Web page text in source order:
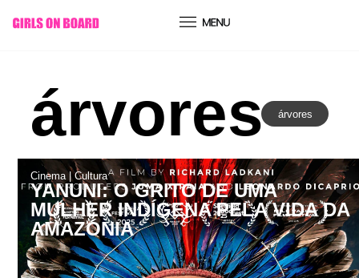
conteúdo
árvores árvores
Cinema|Cultura
YANUNI: O GRITO DE UMA
MULHER INDÍGENA PELA VIDA DA
AMAZÓNIA